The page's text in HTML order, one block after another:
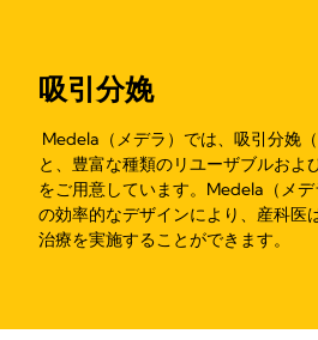
吸引分娩
Medela（メデラ）では、吸引分娩
と、豊富な種類のリユーザブルおよ
をご用意しています。Medela（メ
の効率的なデザインにより、産科医
治療を実施することができます。